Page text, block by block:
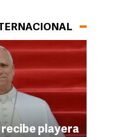
recibe playera